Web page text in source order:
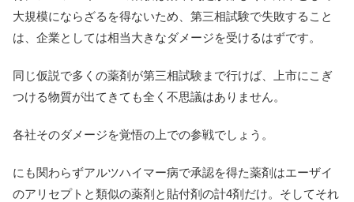
大規模にならざるを得ないため、第三相試験で失敗すること
は、企業としては相当大きなダメージを受けるはずです。
同じ仮説で多くの薬剤が第三相試験まで行けば、上市にこぎ
つける物質が出てきても全く不思議はありません。
各社そのダメージを覚悟の上での参戦でしょう。
にも関わらずアルツハイマー病で承認を得た薬剤はエーザイ
のアリセプトと類似の薬剤と貼付剤の計4剤だけ。そしてそれ